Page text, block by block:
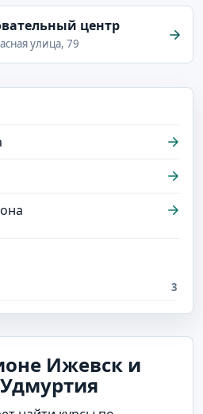
центр
улица, 79
3
Ижевск и